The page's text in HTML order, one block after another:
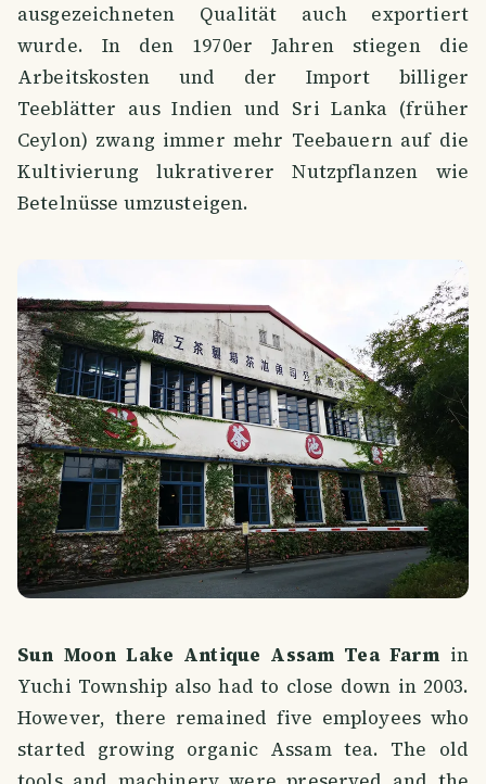
ausgezeichneten Qualität auch exportiert
wurde. In den 1970er Jahren stiegen die
Arbeitskosten und der Import billiger
Teeblätter aus Indien und Sri Lanka (früher
Ceylon) zwang immer mehr Teebauern auf die
Kultivierung lukrativerer Nutzpflanzen wie
Betelnüsse umzusteigen.
Sun Moon Lake Antique Assam Tea Farm in
Yuchi Township also had to close down in 2003.
However, there remained five employees who
started growing organic Assam tea. The old